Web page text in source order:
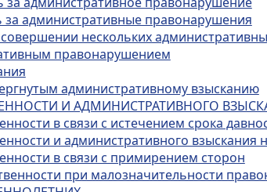
за административные правонарушения
нескольких
правонарушением
административному взысканию
И АДМИНИСТРАТИВНОГО
в связи с истечением срока
и административного взыскания
в связи с примирением сторон
при малозначительности